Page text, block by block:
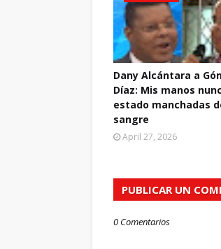
Dany Alcántara a
Díaz: Mis manos
estado manchadas
sangre
April 27, 2026
PUBLICAR UN
0 Comentarios